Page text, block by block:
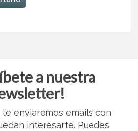
a nuestra
enviaremos emails con
interesarte. Puedes